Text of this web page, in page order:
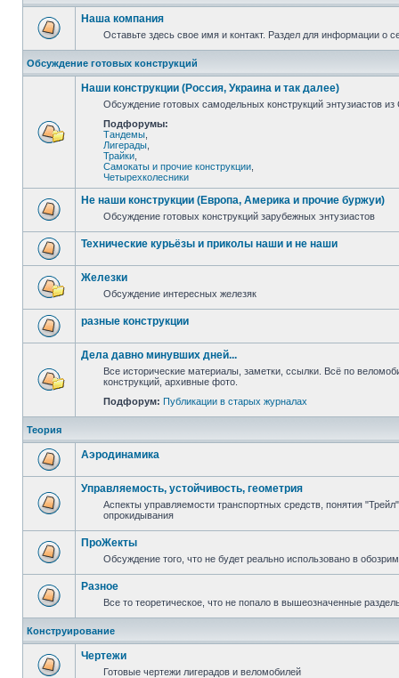
Наша компания
Оставьте здесь свое имя и контакт. Раздел для информации о
Обсуждение готовых конструкций
Наши конструкции (Россия, Украина и так далее)
Обсуждение готовых самодельных конструкций энтузиастов
Подфорумы:
Тандемы
Лигерады
Трайки
Самокаты и прочие конструкции
Четырехколесники
Не наши конструкции (Европа, Америка и прочие буржуи)
Обсуждение готовых конструкций зарубежных энтузиастов
Технические курьёзы и приколы наши и не наши
Железки
Обсуждение интересных железяк
разные конструкции
Дела давно минувших дней...
Все исторические материалы, заметки, ссылки. Всё по
конструкций, архивные фото.
Подфорум: Публикации в старых журналах
Теория
Аэродинамика
Управляемость, устойчивость, геометрия
Аспекты управляемости транспортных средств, понятия
опрокидывания
ПроЖекты
Обсуждение того, что не будет реально использовано в
Разное
Все то теоретическое, что не попало в вышеозначенные
Конструирование
Чертежи
Готовые чертежи лигерадов и веломобилей